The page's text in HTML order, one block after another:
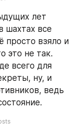
лет
шахтах все
просто взяло и
это не так.
всего для
ну, и
ведь